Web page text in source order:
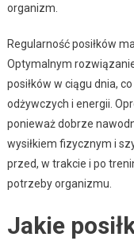
organizm.
Regularność posiłków
Optymalnym
posiłków w ciągu dnia,
odżywczych i energii.
ponieważ dobrze
wysiłkiem fizycznym i
przed, w trakcie i po
potrzeby organizmu.
Jakie